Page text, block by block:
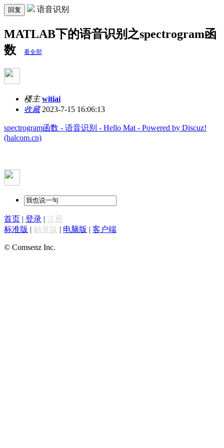
回复 语音识别
MATLAB下的语音识别之spectrogram函
数
看全部
楼主 witiai
收藏2023-7-15 16:06:13
spectrogram函数 - 语音识别 - Hello Mat - Powered by Discuz!
(halcom.cn)
首页 | 登录 | 注册
标准版 | 触屏版 | 电脑版 | 客户端
© Comsenz Inc.